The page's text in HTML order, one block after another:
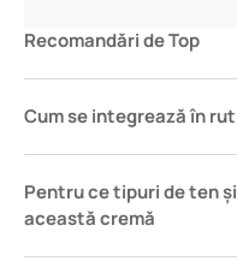
Recomandări de Top
Cum se integrează în
Pentru ce tipuri de ten
această cremă